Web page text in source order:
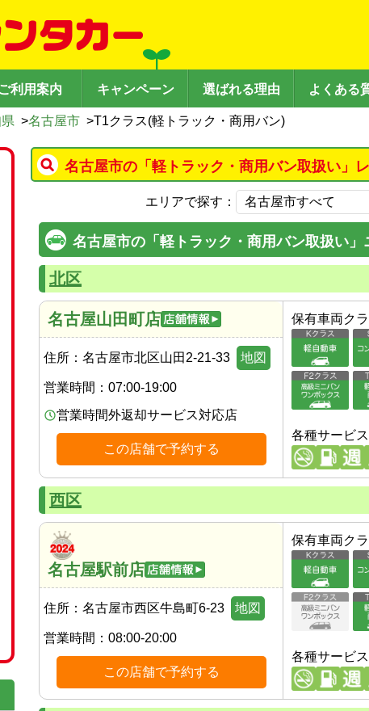
ご利用案内 キャンペーン 選ばれる理由 よくある
>名古屋市 >T1クラス(軽トラック・商用バン)
名古屋市の「軽トラック・商用バン取扱い」
エリアで探す：
名古屋市の「軽トラック・商用バン取扱い
北区
名古屋山田町店
住所： 名古屋市北区山田2-21-33 地図
営業時間： 07:00-19:00
営業時間外返却サービス対応店
この店舗で予約する
保有車両ク
各種サービス
西区
名古屋駅前店
住所： 名古屋市西区牛島町6-23 地図
営業時間： 08:00-20:00
この店舗で予約する
保有車両ク
各種サービス